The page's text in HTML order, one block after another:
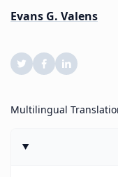
Evans G. Valens
Multilingual